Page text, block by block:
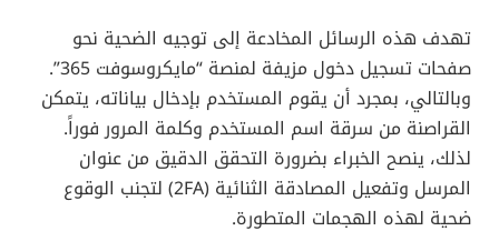
تهدف هذه الرسائل المخادعة إلى توجيه الضحية نحو
صفحات تسجيل دخول مزيفة لمنصة “مايكروسوفت 365”.
وبالتالي، بمجرد أن يقوم المستخدم بإدخال بياناته، يتمكن
القراصنة من سرقة اسم المستخدم وكلمة المرور فوراً.
لذلك، ينصح الخبراء بضرورة التحقق الدقيق من عنوان
المرسل وتفعيل المصادقة الثنائية (2FA) لتجنب الوقوع
ضحية لهذه الهجمات المتطورة.